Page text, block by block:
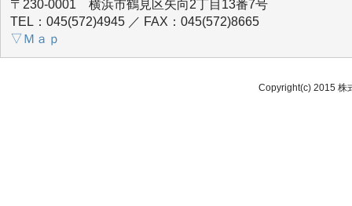
〒230-0001 横浜市鶴見区矢向2丁目13番7号
TEL：045(572)4945 ／ FAX：045(572)8665
▽Ｍａｐ
Copyright(c) 2015 株